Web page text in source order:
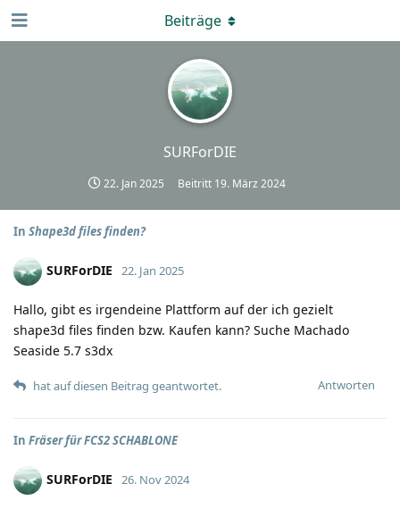
SURForDIE
22. Jan 2025 Beitritt 19. März 2024
Beiträge
In Shape3d files finden?
SURForDIE 22. Jan 2025
Hallo, gibt es irgendeine Plattform auf der ich gezielt
shape3d files finden bzw. Kaufen kann? Suche Machado
Seaside 5.7 s3dx
Antworten
hat auf diesen Beitrag geantwortet.
In Fräser für FCS2 SCHABLONE
SURForDIE 26. Nov 2024